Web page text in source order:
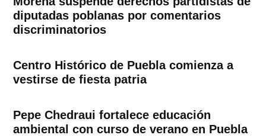
diputadas poblanas por comentarios
discriminatorios
Centro Histórico de Puebla comienza a
vestirse de fiesta patria
Pepe Chedraui fortalece educación
ambiental con curso de verano en Puebla